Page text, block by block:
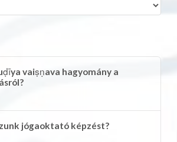
vaiṣṇava hagyomány a
jógaoktató képzést?